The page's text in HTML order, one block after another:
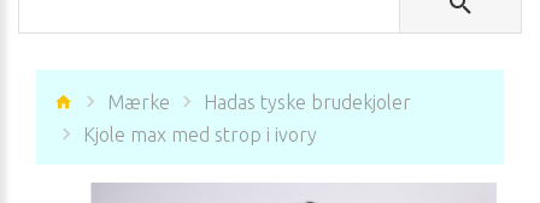
Mærke
Hadas tyske brudekjoler
Kjole max med strop i ivory